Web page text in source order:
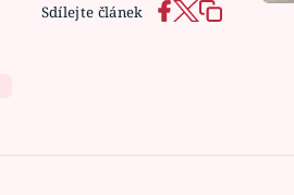
Sdílejte článek